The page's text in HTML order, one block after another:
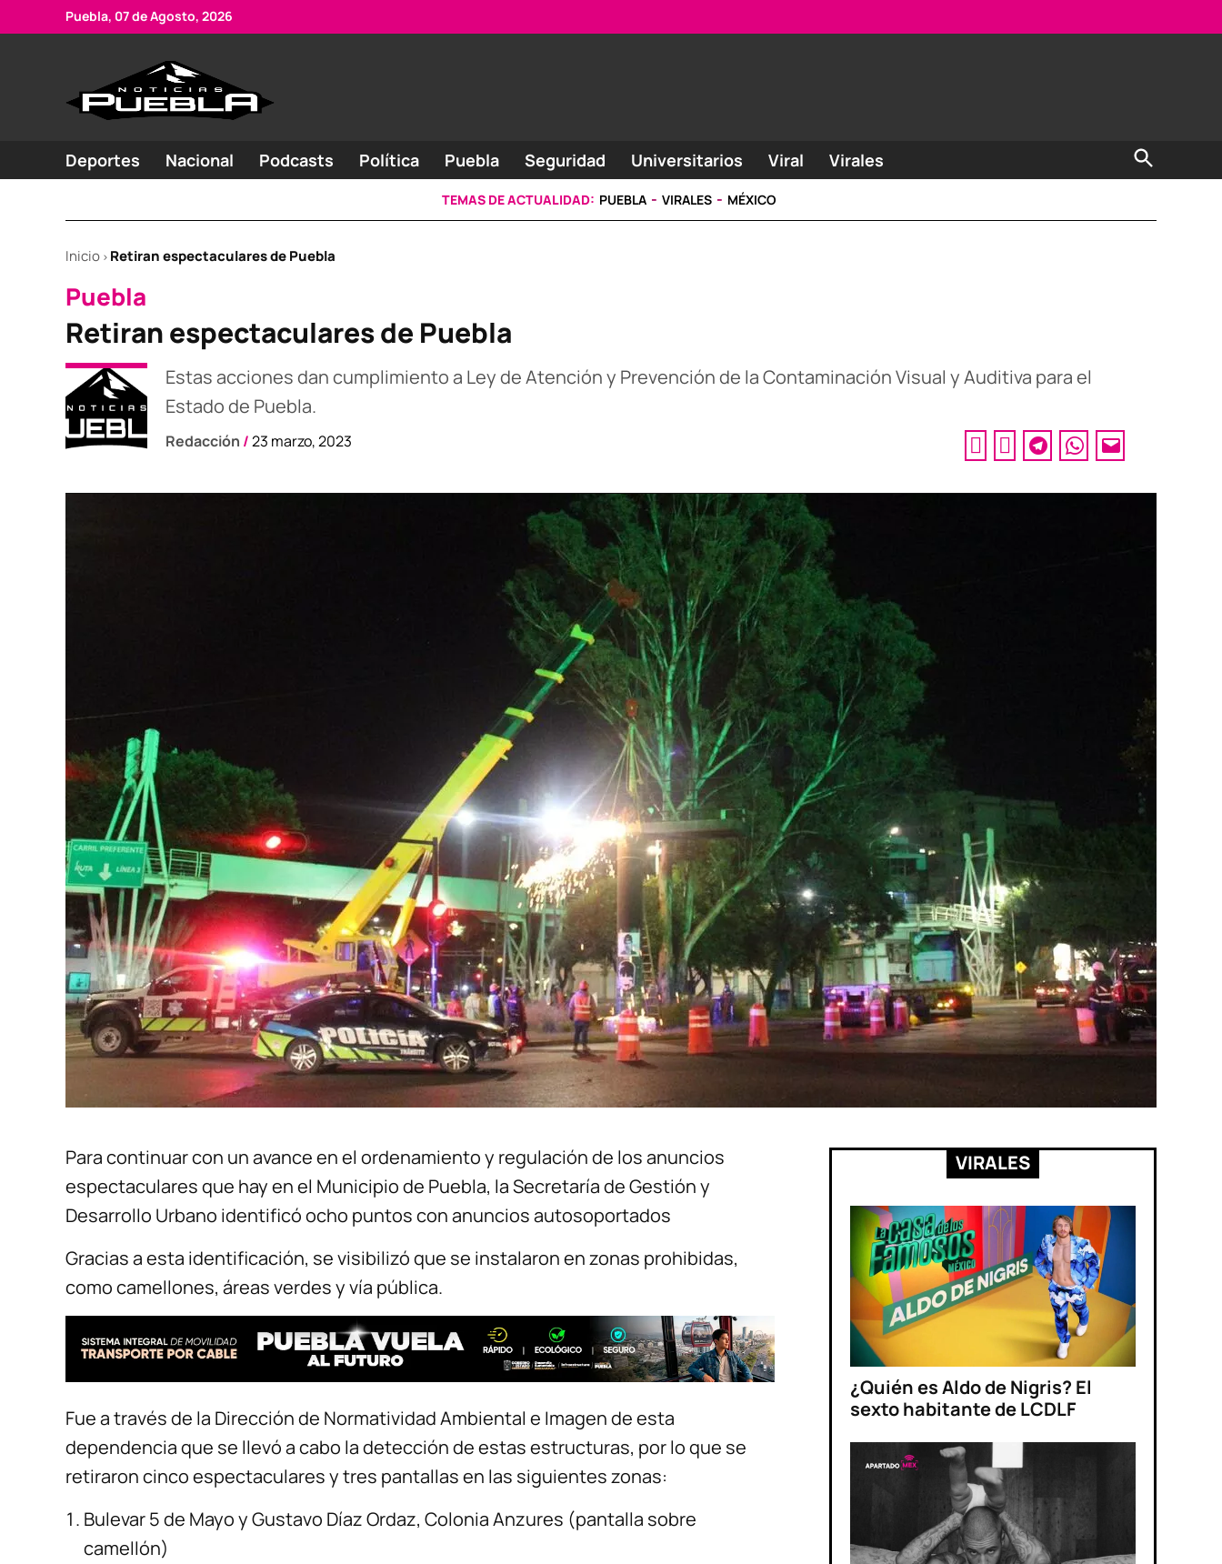
Puebla, 07 de Agosto, 2026
noticias
Deportes Nacional Podcasts Política Puebla Seguridad Universitarios Viral Virales
Open
Search
TEMAS DE ACTUALIDAD: PUEBLA VIRALES MÉXICO
Inicio > Retiran espectaculares de Puebla
POSTED
IN
Puebla
Retiran espectaculares de Puebla
Estas acciones dan cumplimiento a Ley de Atención y Prevención de la Contaminación Visual y Auditiva para el
Estado de Puebla.
Redacción /23 marzo, 2023
Para continuar con un avance en el ordenamiento y regulación de los anuncios
espectaculares que hay en el Municipio de Puebla, la Secretaría de Gestión y
Desarrollo Urbano identificó ocho puntos con anuncios autosoportados
Gracias a esta identificación, se visibilizó que se instalaron en zonas prohibidas,
como camellones, áreas verdes y vía pública.
Fue a través de la Dirección de Normatividad Ambiental e Imagen de esta
dependencia que se llevó a cabo la detección de estas estructuras, por lo que se
retiraron cinco espectaculares y tres pantallas en las siguientes zonas:
Bulevar 5 de Mayo y Gustavo Díaz Ordaz, Colonia Anzures (pantalla sobre
camellón)
VIRALES
¿Quién es Aldo de Nigris? El
sexto habitante de LCDLF